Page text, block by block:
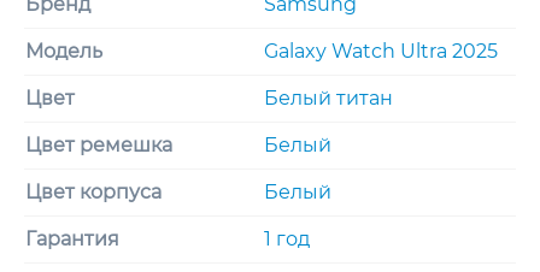
Модель Galaxy Watch Ultra 2025
Цвет Белый титан
Цвет ремешка Белый
Цвет корпуса Белый
Гарантия 1 год